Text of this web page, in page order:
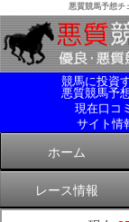
悪質競馬予想チ
競馬に投資
悪質競馬予
現在口コ
サイト情
ホーム
レース情報